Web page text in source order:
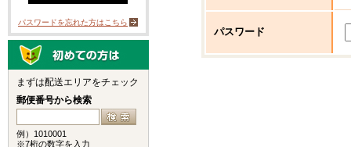
パスワード
パスワードを忘れた方はこちら
まずは配送エリアをチェック
郵便番号から検索
例）1010001
※7桁の数字を入力